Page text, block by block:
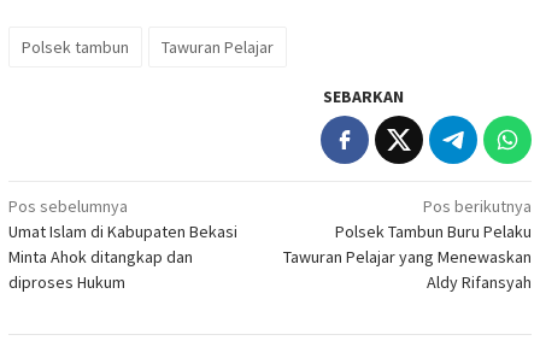
Polsek tambun Tawuran Pelajar
SEBARKAN
Navigasi
pos
Pos sebelumnya
Umat Islam di Kabupaten Bekasi
Minta Ahok ditangkap dan
diproses Hukum
Pos berikutnya
Polsek Tambun Buru Pelaku
Tawuran Pelajar yang Menewaskan
Aldy Rifansyah